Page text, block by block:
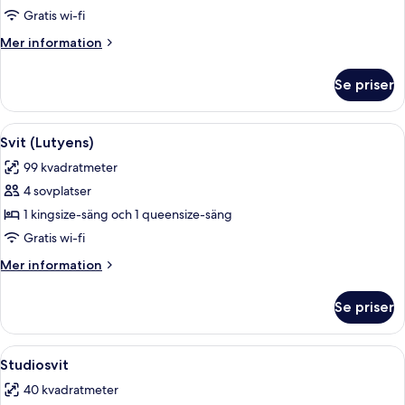
fleraGratis wi-fi
Mer information
Mer
-
flera
sängar
Se priser
Öppna
alla
foton
för
Svit
(Lutyens)
Ett hotellrum med en stor spegel, ett
7
Svit (Lutyens)
99 kvadratmeter
4 sovplatser
1 kingsize-säng och 1 queensize-säng
Gratis wi-fi
Mer information
Mer
(Lutyens)
Se priser
Öppna
alla
foton
Ett sovrum med en stor säng, ett
12
Studiosvit
40 kvadratmeter